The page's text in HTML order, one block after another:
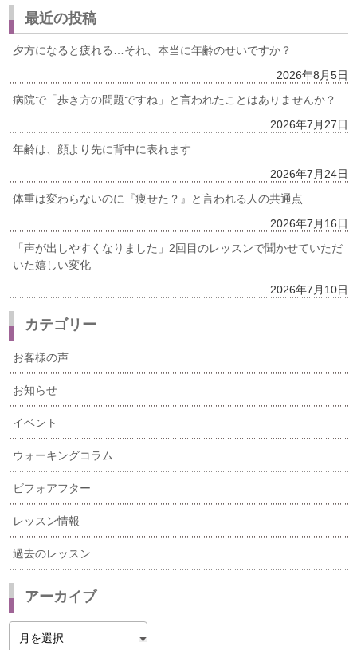
最近の投稿
夕方になると疲れる…それ、本当に年齢のせいですか？
2026年8月5日
病院で「歩き方の問題ですね」と言われたことはありませんか？
2026年7月27日
年齢は、顔より先に背中に表れます
2026年7月24日
体重は変わらないのに『痩せた？』と言われる人の共通点
2026年7月16日
「声が出しやすくなりました」2回目のレッスンで聞かせていただ
いた嬉しい変化
2026年7月10日
カテゴリー
お客様の声
お知らせ
イベント
ウォーキングコラム
ビフォアフター
レッスン情報
過去のレッスン
アーカイブ